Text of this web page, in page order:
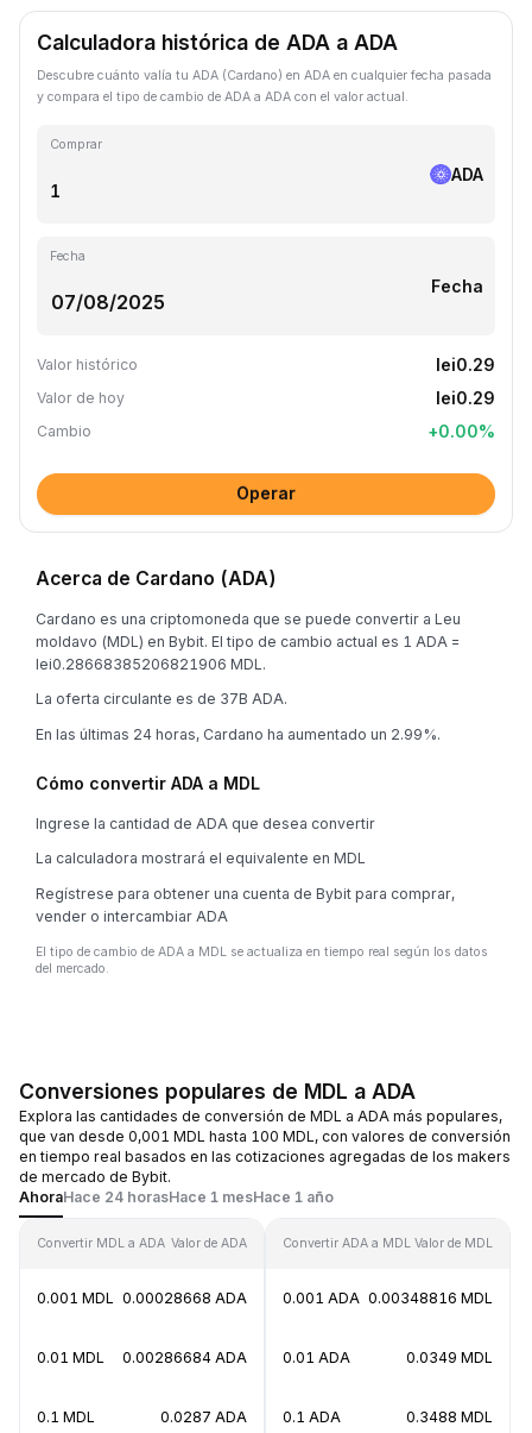
Calculadora histórica de ADA a ADA
Descubre cuánto valía tu ADA (Cardano) en ADA en cualquier fecha pasada
y compara el tipo de cambio de ADA a ADA con el valor actual.
Comprar
ADA
Fecha
Fecha
Valor histórico lei0.29
Valor de hoy lei0.29
Cambio +0.00%
Operar
Acerca de Cardano (ADA)
Cardano es una criptomoneda que se puede convertir a Leu
moldavo (MDL) en Bybit. El tipo de cambio actual es 1 ADA =
lei0.28668385206821906 MDL.
La oferta circulante es de 37B ADA.
En las últimas 24 horas, Cardano ha aumentado un 2.99%.
Cómo convertir ADA a MDL
Ingrese la cantidad de ADA que desea convertir
La calculadora mostrará el equivalente en MDL
Regístrese para obtener una cuenta de Bybit para comprar,
vender o intercambiar ADA
El tipo de cambio de ADA a MDL se actualiza en tiempo real según los datos
del mercado.
Conversiones populares de MDL a ADA
Explora las cantidades de conversión de MDL a ADA más populares,
que van desde 0,001 MDL hasta 100 MDL, con valores de conversión
en tiempo real basados en las cotizaciones agregadas de los makers
de mercado de Bybit.
AhoraHace 24 horasHace 1 mesHace 1 año
Convertir MDL a ADA Valor de ADA
0.001 MDL 0.00028668 ADA
0.01 MDL 0.00286684 ADA
0.1 MDL 0.0287 ADA
Convertir ADA a MDL Valor de MDL
0.001 ADA 0.00348816 MDL
0.01 ADA 0.0349 MDL
0.1 ADA 0.3488 MDL